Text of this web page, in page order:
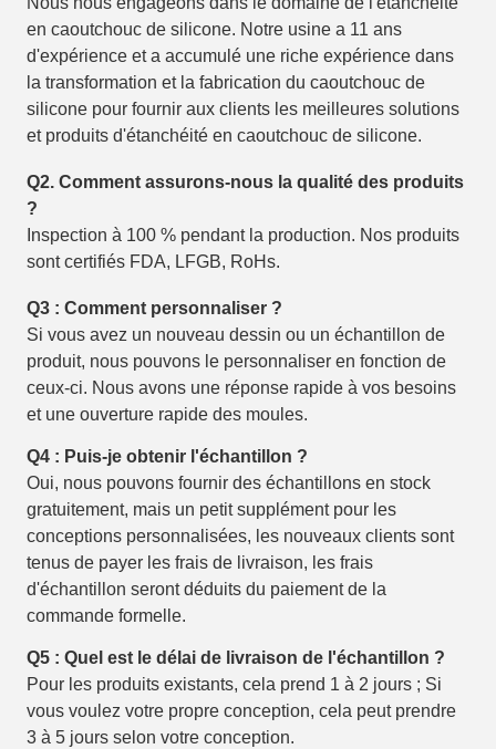
en caoutchouc de silicone. Notre usine a 11 ans
d'expérience et a accumulé une riche expérience dans
la transformation et la fabrication du caoutchouc de
silicone pour fournir aux clients les meilleures solutions
et produits d'étanchéité en caoutchouc de silicone.
Q2. Comment assurons-nous la qualité des produits
?
Inspection à 100 % pendant la production. Nos produits
sont certifiés FDA, LFGB, RoHs.
Q3 : Comment personnaliser ?
Si vous avez un nouveau dessin ou un échantillon de
produit, nous pouvons le personnaliser en fonction de
ceux-ci. Nous avons une réponse rapide à vos besoins
et une ouverture rapide des moules.
Q4 : Puis-je obtenir l'échantillon ?
Oui, nous pouvons fournir des échantillons en stock
gratuitement, mais un petit supplément pour les
conceptions personnalisées, les nouveaux clients sont
tenus de payer les frais de livraison, les frais
d'échantillon seront déduits du paiement de la
commande formelle.
Q5 : Quel est le délai de livraison de l'échantillon ?
Pour les produits existants, cela prend 1 à 2 jours ; Si
vous voulez votre propre conception, cela peut prendre
3 à 5 jours selon votre conception.